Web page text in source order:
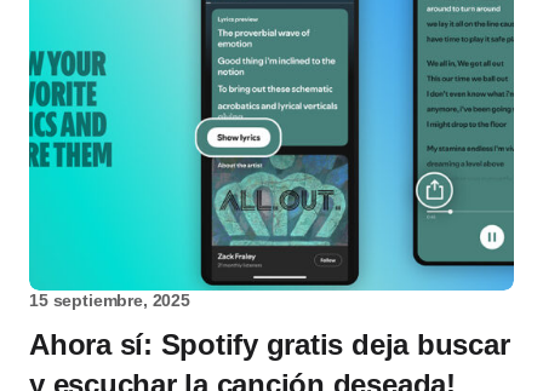
15 septiembre, 2025
Ahora sí: Spotify gratis deja buscar
y escuchar la canción deseada!